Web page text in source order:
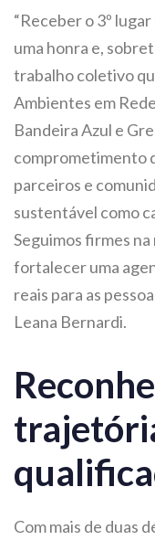
“Receber o 3º
uma honra e,
trabalho coletivo
Ambientes em
Bandeira Azul e
comprometimento
parceiros e
sustentável como
Seguimos firmes
fortalecer uma
reais para as
Leana Bernardi.
Com mais de duas